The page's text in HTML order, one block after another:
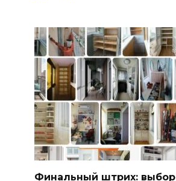
Финальный штрих: выбор